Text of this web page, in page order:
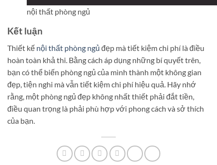
nội thất phòng ngủ
Kết luận
Thiết kế nội thất phòng ngủ đẹp mà tiết kiệm chi phí là điều
hoàn toàn khả thi. Bằng cách áp dụng những bí quyết trên,
bạn có thể biến phòng ngủ của mình thành một không gian
đẹp, tiện nghi mà vẫn tiết kiệm chi phí hiệu quả. Hãy nhớ
rằng, một phòng ngủ đẹp không nhất thiết phải đắt tiền,
điều quan trọng là phải phù hợp với phong cách và sở thích
của bạn.